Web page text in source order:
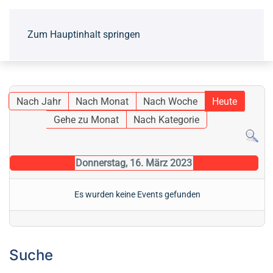
Zum Hauptinhalt springen
Nach Jahr Nach Monat Nach Woche
Heute
Gehe zu Monat
Nach Kategorie
Donnerstag, 16. März 2023
Es wurden keine Events gefunden
Suche